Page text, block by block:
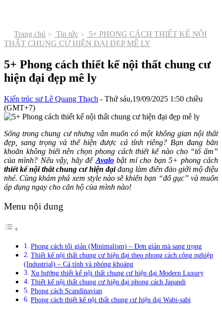
Trang chủ Tin tức
5+ PHONG CÁCH THIẾT KẾ NỘI
THẤT CHUNG CƯ HIỆN ĐẠI ĐẸP MÊ LY
5+ Phong cách thiết kế nội thất chung cư
hiện đại đẹp mê ly
Kiến trúc sư Lê Quang Thạch - Thứ sáu,19/09/2025 1:50 chiều
(GMT+7)
Sống trong chung cư nhưng vẫn muốn có một không gian nội thất
đẹp, sang trọng và thể hiện được cá tính riêng? Bạn đang băn
khoăn không biết nên chọn phong cách thiết kế nào cho “tổ ấm”
của mình? Nếu vậy, hãy để Avalobật mí cho bạn 5+ phong cách
thiết kế nội thất chung cư hiện đạiđang làm điên đảo giới mộ điệu
nhé. Cùng khám phá xem style nào sẽ khiến bạn “đổ gục” và muốn
áp dụng ngay cho căn hộ của mình nào!
Menu nội dung
Phong cách tối giản (Minimalism) – Đơn giản mà sang trọng
Thiết kế nội thất chung cư hiện đại theo phong cách công nghiệp
(Industrial) – Cá tính và phóng khoáng
Xu hướng thiết kế nội thất chung cư hiện đại Modern Luxury
Thiết kế nội thất chung cư hiện đại phong cách Japandi
Phong cách Scandinavian
Phong cách thiết kế nội thất chung cư hiện đại Wabi-sabi